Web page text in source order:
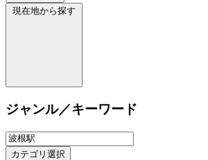
現在地から探す
ジャンル／キーワード
カテゴリ選択